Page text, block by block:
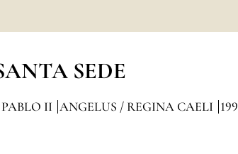
SEDE
II ANGELUS / REGINA CAELI